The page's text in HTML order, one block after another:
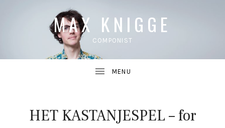
MAX KNIGGE
COMPONIST
HET KASTANJESPEL – for